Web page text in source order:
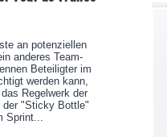
an potenziellen
anderes Team-
Beteiligter im
werden kann,
Regelwerk der
der "Sticky Bottle"
Sprint...